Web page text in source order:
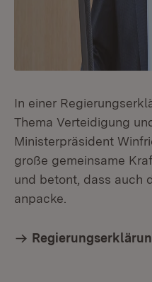
In einer
Thema Verteidigung
Ministerpräsident
große gemeinsame
und betont, dass auch
anpacke.